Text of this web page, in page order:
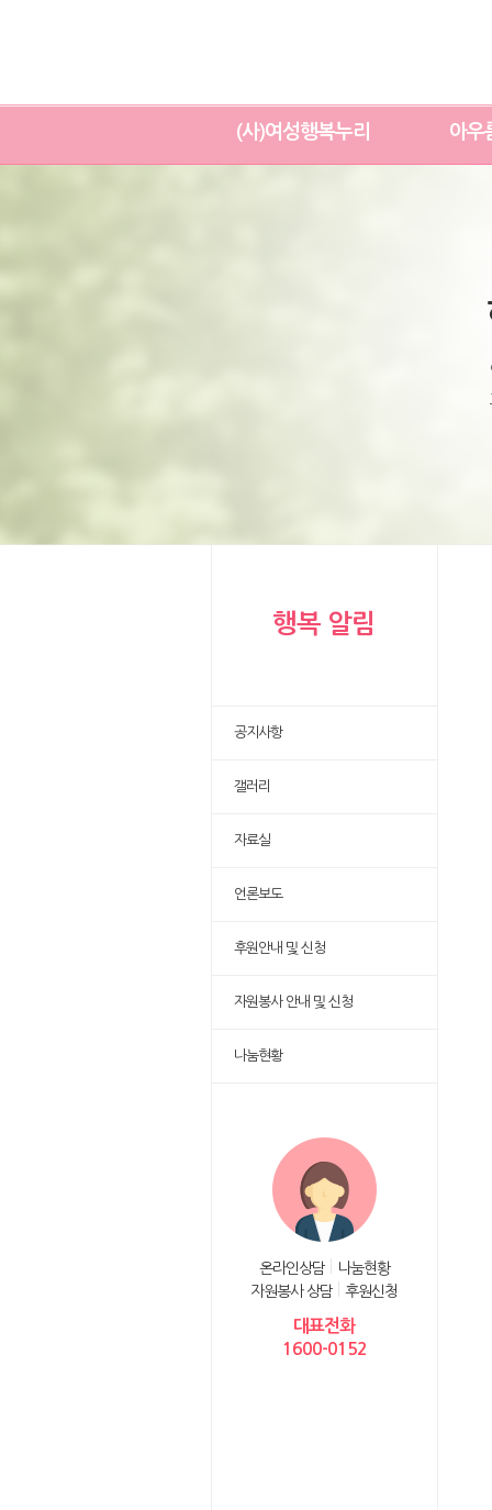
(사)여성행복누리 아우
행복 알림
공지사항
갤러리
자료실
언론보도
후원안내 및 신청
자원봉사 안내 및 신청
나눔현황
온라인상담
나눔현황
자원봉사 상담
후원신청
대표전화
1600-0152